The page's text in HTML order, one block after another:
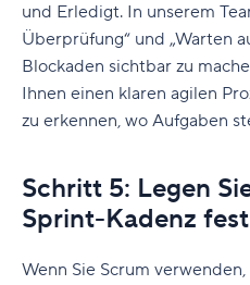
und Erledigt. In unserem
Überprüfung“ und „Warten
Blockaden sichtbar zu
Ihnen einen klaren agilen
zu erkennen, wo Aufgaben
Schritt 5: Legen
Sprint-Kadenz fest
Wenn Sie Scrum